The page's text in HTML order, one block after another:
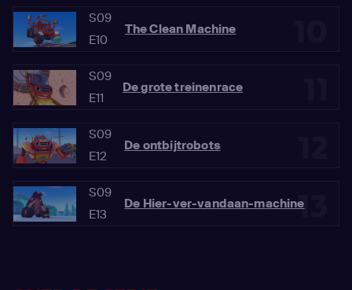
S09
E10
The Clean Machine
S09
E11
De grote treinenrace
S09
E12
De ontbijtrobots
13
S09
E13
De Hier-ver-vandaan-machine